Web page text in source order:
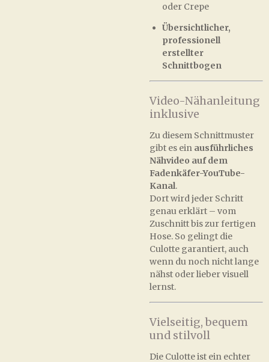
oder Crepe
Übersichtlicher,
professionell
erstellter
Schnittbogen
Video-Nähanleitung
inklusive
Zu diesem Schnittmuster
gibt es ein ausführliches
Nähvideo auf dem
Fadenkäfer-YouTube-
Kanal.
Dort wird jeder Schritt
genau erklärt – vom
Zuschnitt bis zur fertigen
Hose. So gelingt die
Culotte garantiert, auch
wenn du noch nicht lange
nähst oder lieber visuell
lernst.
Vielseitig, bequem
und stilvoll
Die Culotte ist ein echter